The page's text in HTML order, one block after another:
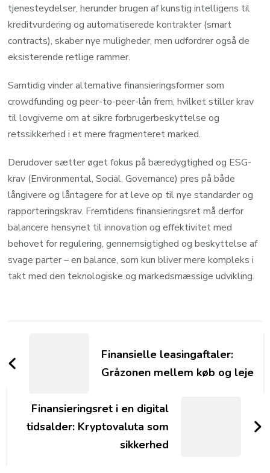
tjenesteydelser, herunder brugen af kunstig intelligens til
kreditvurdering og automatiserede kontrakter (smart
contracts), skaber nye muligheder, men udfordrer også de
eksisterende retlige rammer.
Samtidig vinder alternative finansieringsformer som
crowdfunding og peer-to-peer-lån frem, hvilket stiller krav
til lovgiverne om at sikre forbrugerbeskyttelse og
retssikkerhed i et mere fragmenteret marked.
Derudover sætter øget fokus på bæredygtighed og ESG-
krav (Environmental, Social, Governance) pres på både
långivere og låntagere for at leve op til nye standarder og
rapporteringskrav. Fremtidens finansieringsret må derfor
balancere hensynet til innovation og effektivitet med
behovet for regulering, gennemsigtighed og beskyttelse af
svage parter – en balance, som kun bliver mere kompleks i
takt med den teknologiske og markedsmæssige udvikling.
NavigationFinansielle leasingaftaler:
Gråzonen mellem køb og leje
Finansieringsret i en digital
tidsalder: Kryptovaluta som
sikkerhed